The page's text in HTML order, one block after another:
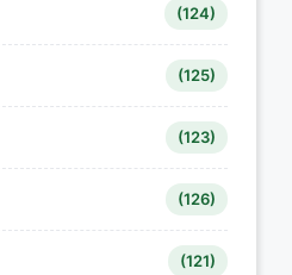
(124)
(125)
(123)
(126)
(121)